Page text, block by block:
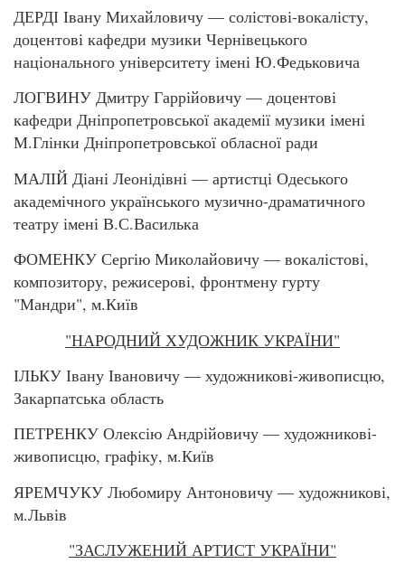
ДЕРДІ Івану Михайловичу — солістові-вокалісту,
доцентові кафедри музики Чернівецького
національного університету імені Ю.Федьковича
ЛОГВИНУ Дмитру Гаррійовичу — доцентові
кафедри Дніпропетровської академії музики імені
М.Глінки Дніпропетровської обласної ради
МАЛІЙ Діані Леонідівні — артистці Одеського
академічного українського музично-драматичного
театру імені В.С.Василька
ФОМЕНКУ Сергію Миколайовичу — вокалістові,
композитору, режисерові, фронтмену гурту
"Мандри", м.Київ
"НАРОДНИЙ ХУДОЖНИК УКРАЇНИ"
ІЛЬКУ Івану Івановичу — художникові-живописцю,
Закарпатська область
ПЕТРЕНКУ Олексію Андрійовичу — художникові-
живописцю, графіку, м.Київ
ЯРЕМЧУКУ Любомиру Антоновичу — художникові,
м.Львів
"ЗАСЛУЖЕНИЙ АРТИСТ УКРАЇНИ"